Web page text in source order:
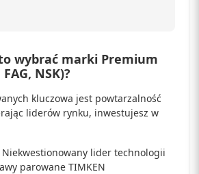
wybrać marki Premium
NSK)?
kluczowa jest powtarzalność
liderów rynku, inwestujesz w
Niekwestionowany lider technologii
parowane TIMKEN